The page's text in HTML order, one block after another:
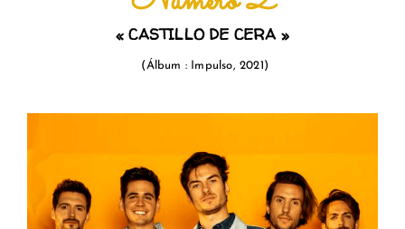
« CASTILLO DE CERA »
(Álbum : Impulso, 2021)